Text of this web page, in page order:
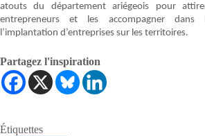
atouts du département ariégeois pour
entrepreneurs et les accompagner
l’implantation d’entreprises sur les territoires.
Partagez l'inspiration
Étiquettes